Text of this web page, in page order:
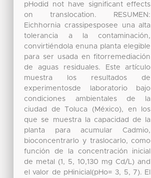
pHodid not have significant effects
on translocation. RESUMEN:
Eichhornia crassipesposee una alta
tolerancia a la contaminación,
convirtiéndola enuna planta elegible
para ser usada en fitorremediación
de aguas residuales. Este artículo
muestra los resultados de
experimentosde laboratorio bajo
condiciones ambientales de la
ciudad de Toluca (México), en los
que se muestra la capacidad de la
planta para acumular Cadmio,
bioconcentrarlo y traslocarlo, como
función de la concentración inicial
de metal (1, 5, 10,130 mg Cd/L) and
el valor de pHinicial(pHo= 3, 5, 7). El